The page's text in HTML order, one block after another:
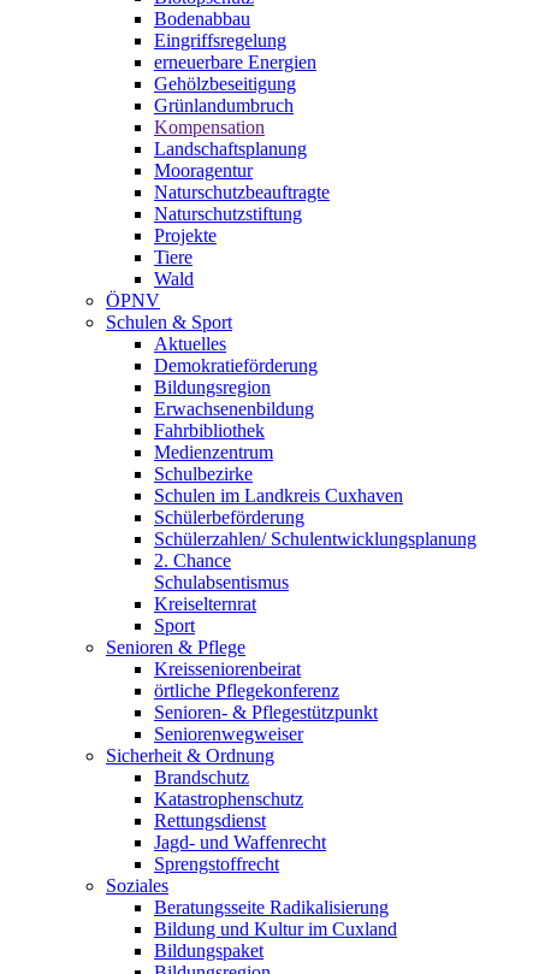
Bodenabbau
Eingriffsregelung
erneuerbare Energien
Gehölzbeseitigung
Grünlandumbruch
Kompensation
Landschaftsplanung
Mooragentur
Naturschutzbeauftragte
Naturschutzstiftung
Projekte
Tiere
Wald
ÖPNV
Schulen & Sport
Aktuelles
Demokratieförderung
Bildungsregion
Erwachsenenbildung
Fahrbibliothek
Medienzentrum
Schulbezirke
Schulen im Landkreis Cuxhaven
Schülerbeförderung
Schülerzahlen/ Schulentwicklungsplanung
2. Chance
Schulabsentismus
Kreiselternrat
Sport
Senioren & Pflege
Kreisseniorenbeirat
örtliche Pflegekonferenz
Senioren- & Pflegestützpunkt
Seniorenwegweiser
Sicherheit & Ordnung
Brandschutz
Katastrophenschutz
Rettungsdienst
Jagd- und Waffenrecht
Sprengstoffrecht
Soziales
Beratungsseite Radikalisierung
Bildung und Kultur im Cuxland
Bildungspaket